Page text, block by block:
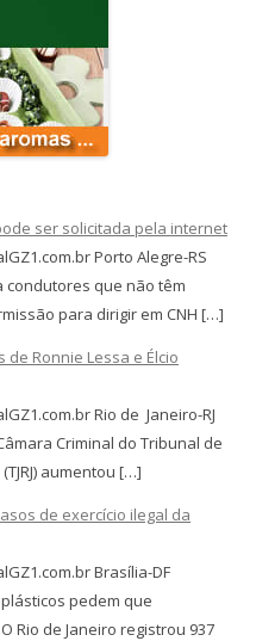
ser solicitada pela internet
Porto Alegre-RS
que não têm
para dirigir em CNH […]
de Ronnie Lessa e Élcio
Rio de Janeiro-RJ
Criminal do Tribunal de
aumentou […]
de exercício ilegal da
Brasília-DF
pedem que
Rio de Janeiro registrou 937